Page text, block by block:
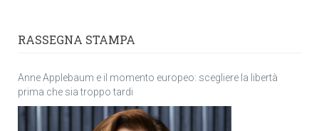
RASSEGNA STAMPA
Anne Applebaum e il momento europeo: scegliere la libertà
prima che sia troppo tardi